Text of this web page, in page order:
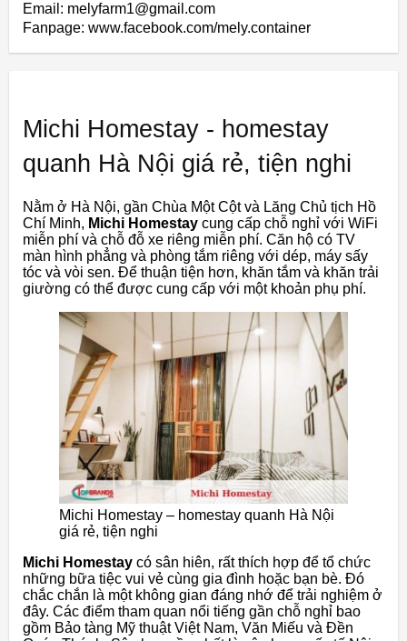
Email: melyfarm1@gmail.com
Fanpage: www.facebook.com/mely.container
Michi Homestay - homestay
quanh Hà Nội giá rẻ, tiện nghi
Nằm ở Hà Nội, gần Chùa Một Cột và Lăng Chủ tịch Hồ
Chí Minh, Michi Homestay cung cấp chỗ nghỉ với WiFi
miễn phí và chỗ đỗ xe riêng miễn phí. Căn hộ có TV
màn hình phẳng và phòng tắm riêng với dép, máy sấy
tóc và vòi sen. Để thuận tiện hơn, khăn tắm và khăn trải
giường có thể được cung cấp với một khoản phụ phí.
Michi Homestay – homestay quanh Hà Nội
giá rẻ, tiện nghi
Michi Homestay có sân hiên, rất thích hợp để tổ chức
những bữa tiệc vui vẻ cùng gia đình hoặc bạn bè. Đó
chắc chắn là một không gian đáng nhớ để trải nghiệm ở
đây. Các điểm tham quan nổi tiếng gần chỗ nghỉ bao
gồm Bảo tàng Mỹ thuật Việt Nam, Văn Miếu và Đền